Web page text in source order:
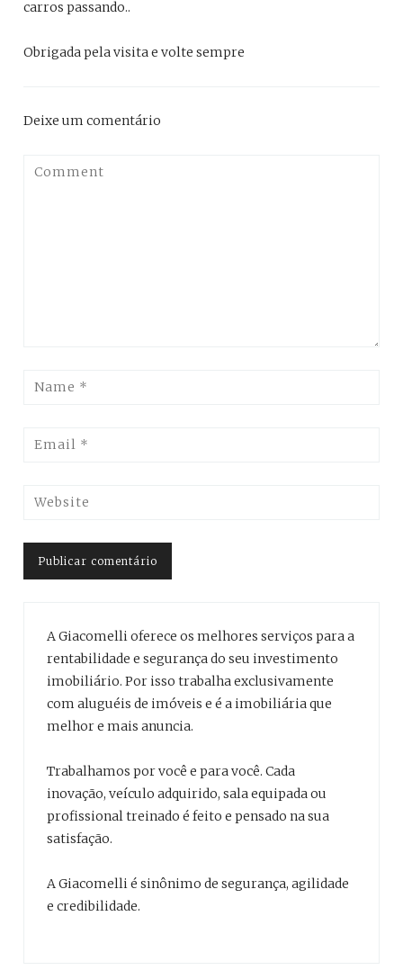
carros passando..
Obrigada pela visita e volte sempre
Deixe um comentário
A Giacomelli oferece os melhores serviços para a
rentabilidade e segurança do seu investimento
imobiliário. Por isso trabalha exclusivamente
com aluguéis de imóveis e é a imobiliária que
melhor e mais anuncia.
Trabalhamos por você e para você. Cada
inovação, veículo adquirido, sala equipada ou
profissional treinado é feito e pensado na sua
satisfação.
A Giacomelli é sinônimo de segurança, agilidade
e credibilidade.